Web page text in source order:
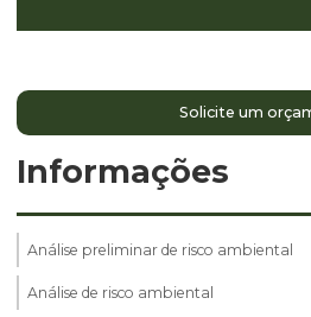
Solicite um
Informações
Análise preliminar de risco ambiental
Análise de risco ambiental